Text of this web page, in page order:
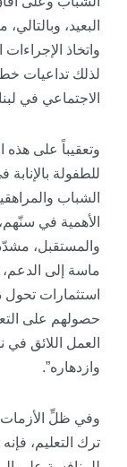
البعيد،
واتخاذ
لذلك تداعيات
الاجتماعي في
وتعقيباً على هذه
للطفولة
الشباب
الأهمية في
والمستقبل،
ماسة إلى
استثمارات
حصولهم على
العمل اللائق في
وازدهاره”.
وفي ظلِّ الأزمات
ترك التعليم،